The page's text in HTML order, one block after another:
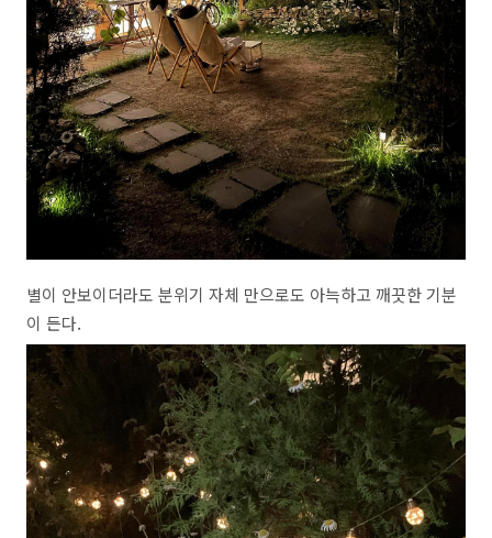
별이 안보이더라도 분위기 자체 만으로도 아늑하고 깨끗한 기분
이 든다.